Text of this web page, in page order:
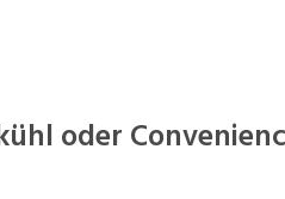
oder